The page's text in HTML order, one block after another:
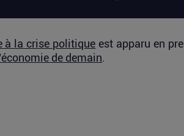
à la crise politique est apparu en
de demain.